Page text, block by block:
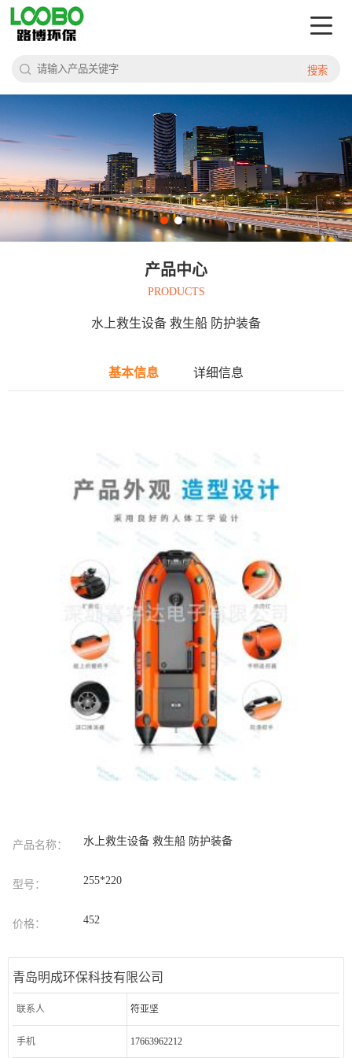
搜索
产品中心
PRODUCTS
水上救生设备 救生船 防护装备
基本信息 详细信息
产品名称： 水上救生设备 救生船 防护装备
型号： 255*220
价格： 452
青岛明成环保科技有限公司
联系人 符亚坚
手机 17663962212